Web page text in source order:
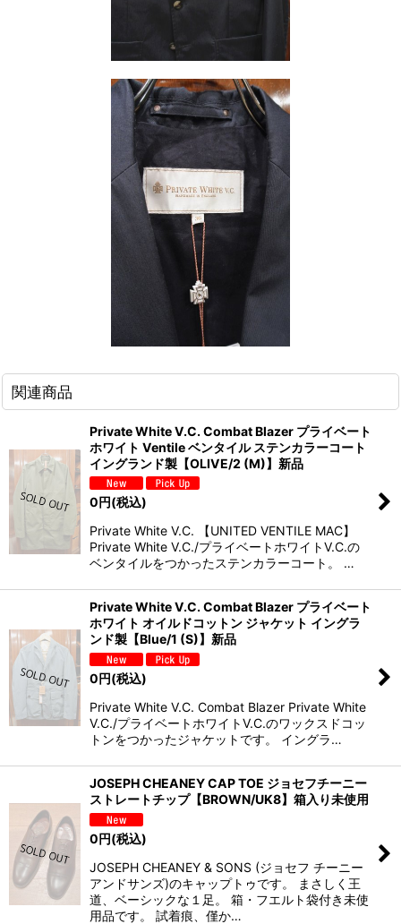
関連商品
Private White V.C. Combat Blazer プライベート
ホワイト Ventile ベンタイル ステンカラーコート
イングランド製【OLIVE/2 (M)】新品
0円(税込)
Private White V.C. 【UNITED VENTILE MAC】
Private White V.C./プライベートホワイトV.C.の
ベンタイルをつかったステンカラーコート。 …
Private White V.C. Combat Blazer プライベート
ホワイト オイルドコットン ジャケット イングラ
ンド製【Blue/1 (S)】新品
0円(税込)
Private White V.C. Combat Blazer Private White
V.C./プライベートホワイトV.C.のワックスドコッ
トンをつかったジャケットです。 イングラ…
JOSEPH CHEANEY CAP TOE ジョセフチーニー
ストレートチップ【BROWN/UK8】箱入り未使用
0円(税込)
JOSEPH CHEANEY & SONS (ジョセフ チーニー
アンドサンズ)のキャップトゥです。 まさしく王
道、ベーシックな１足。 箱・フエルト袋付き未使
用品です。 試着痕、僅か…